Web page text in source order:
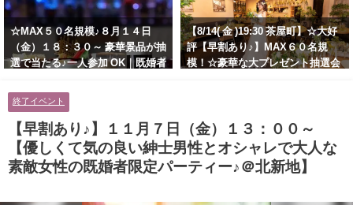
☆MAX５０名規模♪８月１４日
（金）１８：３０～ 豪華景品が抽
選で当たる♪一人参加 OK｜既婚者
に余裕のある健康的なオシャレ男
性と美容好きで優しさのある大人
女性の既婚者限定ビッグパーティ
ー♪＠池袋】
【8/14( 金 )19:30 茶屋町】☆大好
評【早割あり♪】MAX６０名規
模！☆豪華な大プレゼント抽選会
ティー♪＠茶屋町】
終了イベント
【早割あり♪】１１月７日（金）１３：００～
【優しくて気の良い紳士男性とオシャレで大人な
素敵女性の既婚者限定パーティー♪＠北新地】